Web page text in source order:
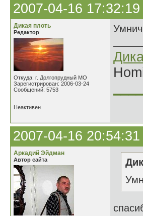
2007-04-16 17:32:19
Дикая плоть
Редактор
Откуда: г. Долгопрудный МО
Зарегистрирован: 2006-03-24
Сообщений: 5753
Неактивен
2007-04-16 20:54:31
Аркадий Эйдман
Автор сайта